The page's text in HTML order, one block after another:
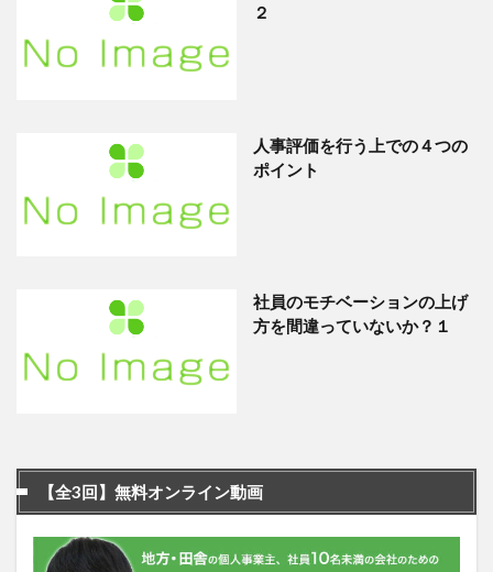
２
人事評価を行う上での４つの
ポイント
社員のモチベーションの上げ
方を間違っていないか？１
【全3回】無料オンライン動画